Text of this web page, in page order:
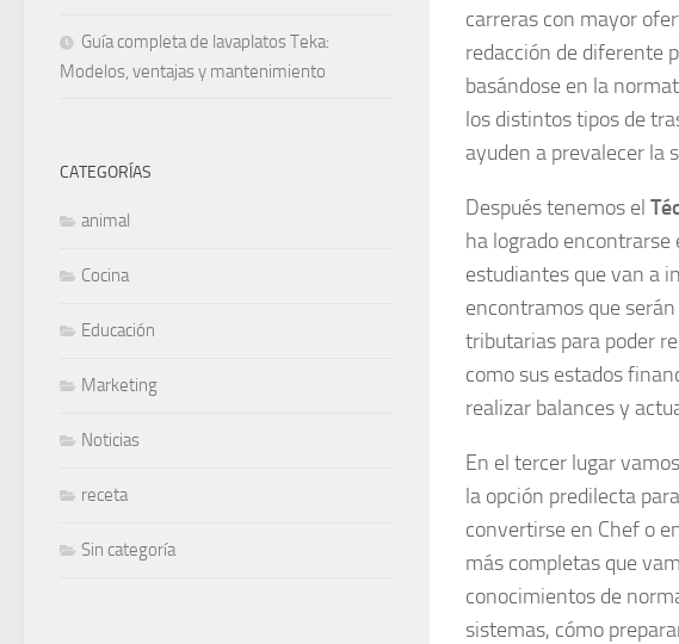
carreras con mayor
redacción de diferente
basándose en la
los distintos tipos de
ayuden a prevalecer la
Después tenemos el
ha logrado encontrarse
estudiantes que van a
encontramos que
tributarias para poder
como sus estados
realizar balances y
En el tercer lugar
la opción predilecta
convertirse en Chef o
más completas que
conocimientos de
sistemas, cómo
Guía completa de lavaplatos Teka:
Modelos, ventajas y mantenimiento
CATEGORÍAS
animal
Cocina
Educación
Marketing
Noticias
receta
Sin categoría